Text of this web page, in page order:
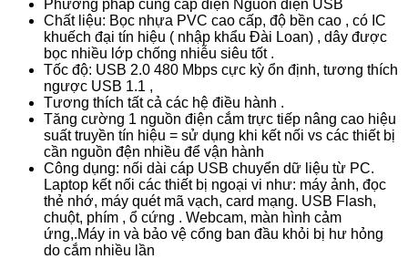
Phương pháp cung cấp điện Nguồn điện USB
Chất liệu: Bọc nhựa PVC cao cấp, độ bền cao , có IC
khuếch đại tín hiệu ( nhập khẩu Đài Loan) , dây được
bọc nhiều lớp chống nhiễu siêu tốt .
Tốc độ: USB 2.0 480 Mbps cực kỳ ổn định, tương thích
ngược USB 1.1 ,
Tương thích tất cả các hệ điều hành .
Tăng cường 1 nguồn điện cắm trực tiếp nâng cao hiệu
suất truyền tín hiệu = sử dụng khi kết nối vs các thiết bị
cần nguồn đện nhiều để vận hành
Công dụng: nối dài cáp USB chuyển dữ liệu từ PC.
Laptop kết nối các thiết bị ngoại vi như: máy ảnh, đọc
thẻ nhớ, máy quét mã vạch, card mạng. USB Flash,
chuột, phím , ổ cứng . Webcam, màn hình cảm
ứng,.Máy in và bảo vệ cổng ban đầu khỏi bị hư hỏng
do cắm nhiều lần